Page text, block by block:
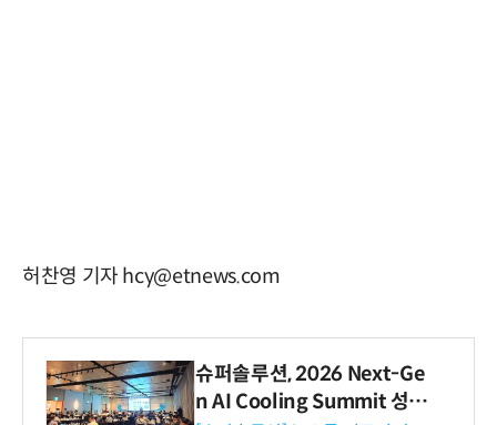
허찬영 기자 hcy@etnews.com
슈퍼솔루션, 2026 Next-Ge
n AI Cooling Summit 성황